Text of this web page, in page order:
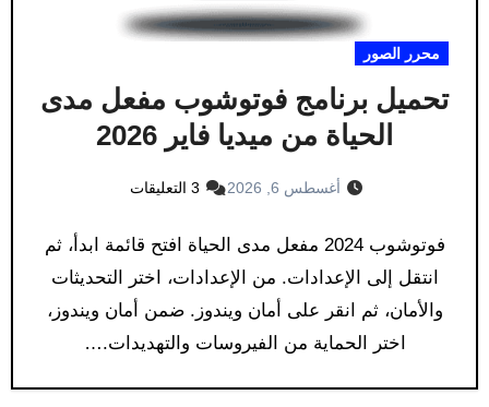
محرر الصور
تحميل برنامج فوتوشوب مفعل مدى
الحياة من ميديا فاير 2026
أغسطس 6, 2026 3 التعليقات
فوتوشوب 2024 مفعل مدى الحياة افتح قائمة ابدأ، ثم
انتقل إلى الإعدادات. من الإعدادات، اختر التحديثات
والأمان، ثم انقر على أمان ويندوز. ضمن أمان ويندوز،
اختر الحماية من الفيروسات والتهديدات.…